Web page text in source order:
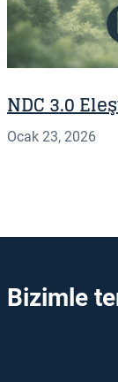
NDC 3.0
Ocak 23, 2026
Bizimle